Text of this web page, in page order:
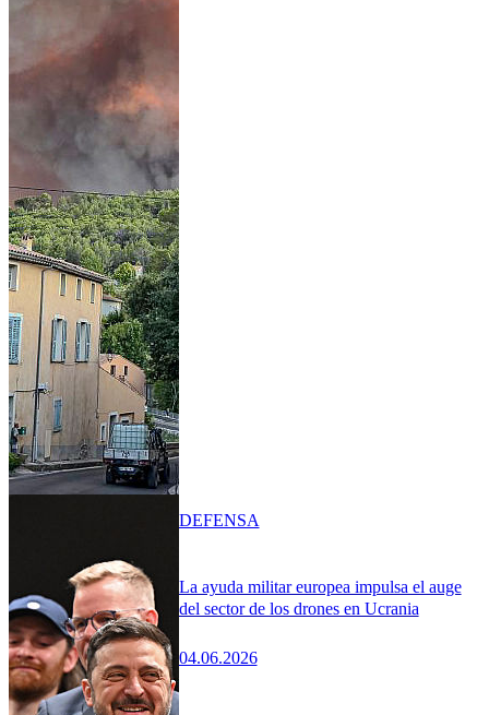
La ayuda militar europea impulsa el auge
del sector de los drones en Ucrania
04.06.2026
DEFENSA